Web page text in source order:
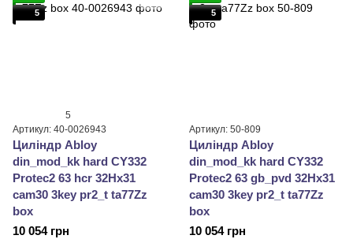
5
5
Артикул: 40-0026943
Циліндр Abloy
din_mod_kk hard CY332
Protec2 63 hcr 32Hx31
cam30 3key pr2_t ta77Zz
box
10 054 грн
5
Артикул: 50-809
Циліндр Abloy
din_mod_kk hard CY332
Protec2 63 gb_pvd 32Hx31
cam30 3key pr2_t ta77Zz
box
10 054 грн